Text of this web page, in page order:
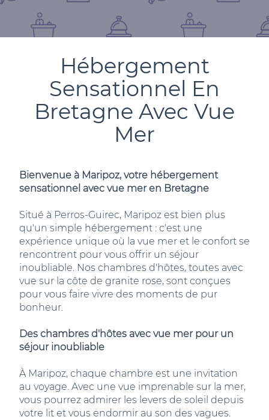
Hébergement
Sensationnel En
Bretagne Avec Vue
Mer
Bienvenue à Maripoz, votre hébergement
sensationnel avec vue mer en Bretagne
Situé à Perros-Guirec, Maripoz est bien plus
qu'un simple hébergement : c'est une
expérience unique où la vue mer et le confort se
rencontrent pour vous offrir un séjour
inoubliable. Nos chambres d'hôtes, toutes avec
vue sur la côte de granite rose, sont conçues
pour vous faire vivre des moments de pur
bonheur.
Des chambres d'hôtes avec vue mer pour un
séjour inoubliable
À Maripoz, chaque chambre est une invitation
au voyage. Avec une vue imprenable sur la mer,
vous pourrez admirer les levers de soleil depuis
votre lit et vous endormir au son des vagues.